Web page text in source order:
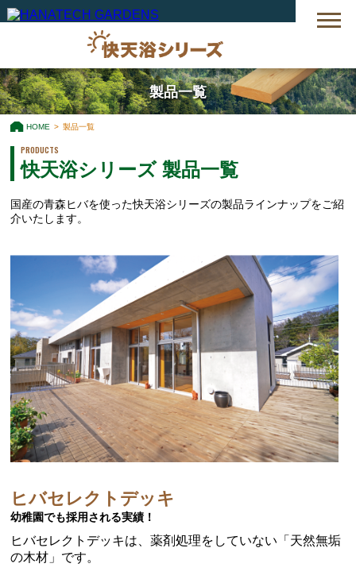
製品一覧
HOME 製品一覧
PRODUCTS
快天浴シリーズ 製品一覧
国産の青森ヒバを使った快天浴シリーズの製品ラインナップをご紹
介いたします。
ヒバセレクトデッキ
幼稚園でも採用される実績！
ヒバセレクトデッキは、薬剤処理をしていない「天然無垢
の木材」です。